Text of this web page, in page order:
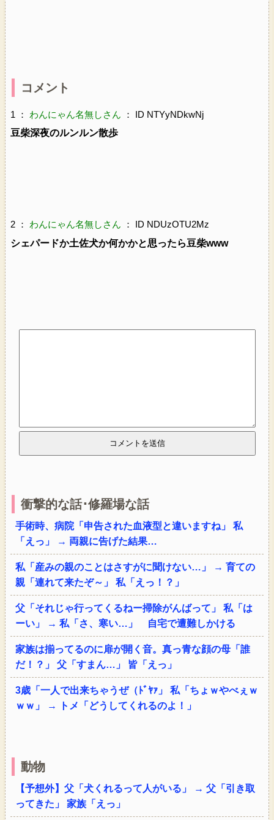
コメント
1 ： わんにゃん名無しさん ： ID NTYyNDkwNj
豆柴深夜のルンルン散歩
2 ： わんにゃん名無しさん ： ID NDUzOTU2Mz
シェパードか土佐犬か何かかと思ったら豆柴www
衝撃的な話･修羅場な話
手術時、病院「申告された血液型と違いますね」 私
「えっ」 → 両親に告げた結果…
私「産みの親のことはさすがに聞けない…」 → 育ての
親「連れて来たぞ～」 私「えっ！？」
父「それじゃ行ってくるねー掃除がんばって」 私「は
ーい」 → 私「さ、寒い…」 自宅で遭難しかける
家族は揃ってるのに扉が開く音。真っ青な顔の母「誰
だ！？」 父「すまん…」 皆「えっ」
3歳「一人で出来ちゃうぜ（ﾄﾞﾔｧ」 私「ちょｗやべぇｗ
ｗｗ」 → トメ「どうしてくれるのよ！」
動物
【予想外】父「犬くれるって人がいる」 → 父「引き取
ってきた」 家族「えっ」